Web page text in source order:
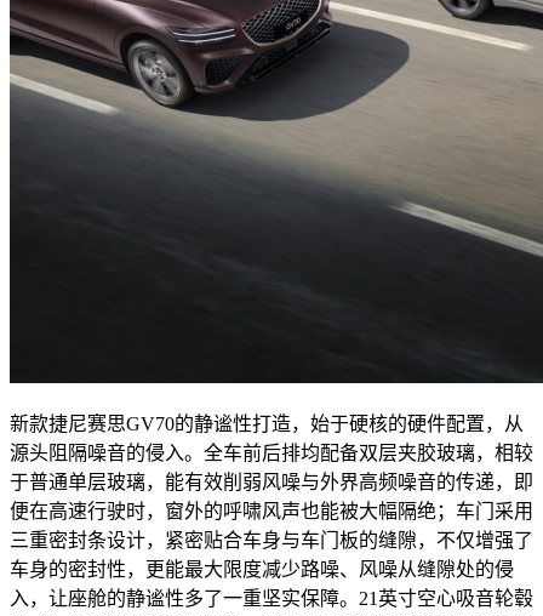
新款捷尼赛思GV70的静谧性打造，始于硬核的硬件配置，从
源头阻隔噪音的侵入。全车前后排均配备双层夹胶玻璃，相较
于普通单层玻璃，能有效削弱风噪与外界高频噪音的传递，即
便在高速行驶时，窗外的呼啸风声也能被大幅隔绝；车门采用
三重密封条设计，紧密贴合车身与车门板的缝隙，不仅增强了
车身的密封性，更能最大限度减少路噪、风噪从缝隙处的侵
入，让座舱的静谧性多了一重坚实保障。21英寸空心吸音轮毂